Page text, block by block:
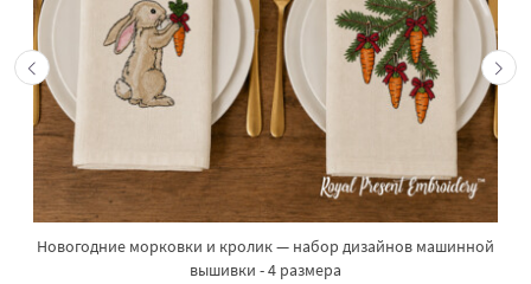
Новогодние морковки и кролик — набор дизайнов машинной
вышивки - 4 размера